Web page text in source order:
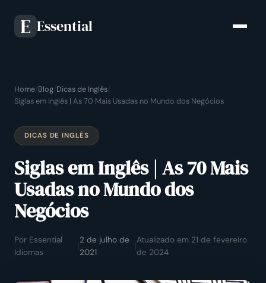
E Essential
Home Blog Dicas de Inglês
Siglas em Inglês | As 70 Mais Usadas no Mundo dos Negócios
DICAS DE INGLÊS
Siglas em Inglês | As 70 Mais
Usadas no Mundo dos
Negócios
Por Essential
Idiomas
|
2 de julho de
2021
|
Atualizado em 21 de fevereiro
de 2024